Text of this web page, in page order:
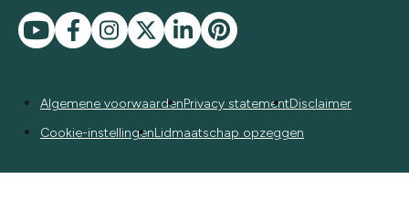
Algemene voorwaardenPrivacy statementDisclaimer
Cookie-instellingenLidmaatschap opzeggen